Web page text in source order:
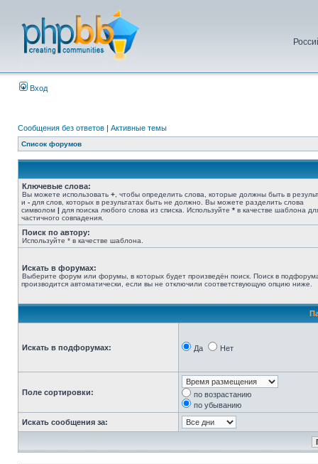
Вход
Сообщения без ответов | Активные темы
Список форумов
Ключевые слова:
Вы можете использовать + , чтобы определить слова, которые должны быть в
и - для слов, которых в результатах быть не должно. Вы можете разделить слова
символом | для поиска любого слова из списка. Используйте * в качестве шаблона
частичного совпадения.
Поиск по автору:
Используйте * в качестве шаблона.
Искать в форумах:
Выберите форум или форумы, в которых будет произведён поиск. Поиск в
производится автоматически, если вы не отключили соответствующую опцию ниже.
Искать в подфорумах: Да Нет
Поле сортировки:
по возрастанию
по убыванию
Искать сообщения за: